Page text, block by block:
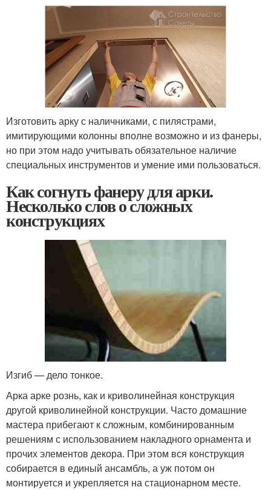
Изготовить арку с наличниками, с пилястрами,
имитирующими колонны вполне возможно и из фанеры,
но при этом надо учитывать обязательное наличие
специальных инструментов и умение ими пользоваться.
Как согнуть фанеру для арки.
Несколько слов о сложных
конструкциях
Изгиб — дело тонкое.
Арка арке рознь, как и криволинейная конструкция
другой криволинейной конструкции. Часто домашние
мастера прибегают к сложным, комбинированным
решениям с использованием накладного орнамента и
прочих элементов декора. При этом вся конструкция
собирается в единый ансамбль, а уж потом он
монтируется и укрепляется на стационарном месте.